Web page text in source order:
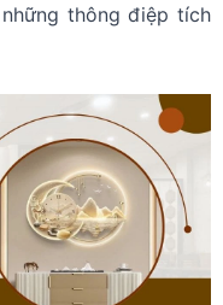
thông điệp tích